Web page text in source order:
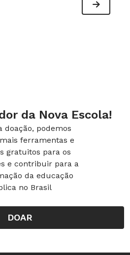
da Nova Escola!
doação, podemos
ferramentas e
gratuitos para os
e contribuir para a
da educação
no Brasil
DOAR